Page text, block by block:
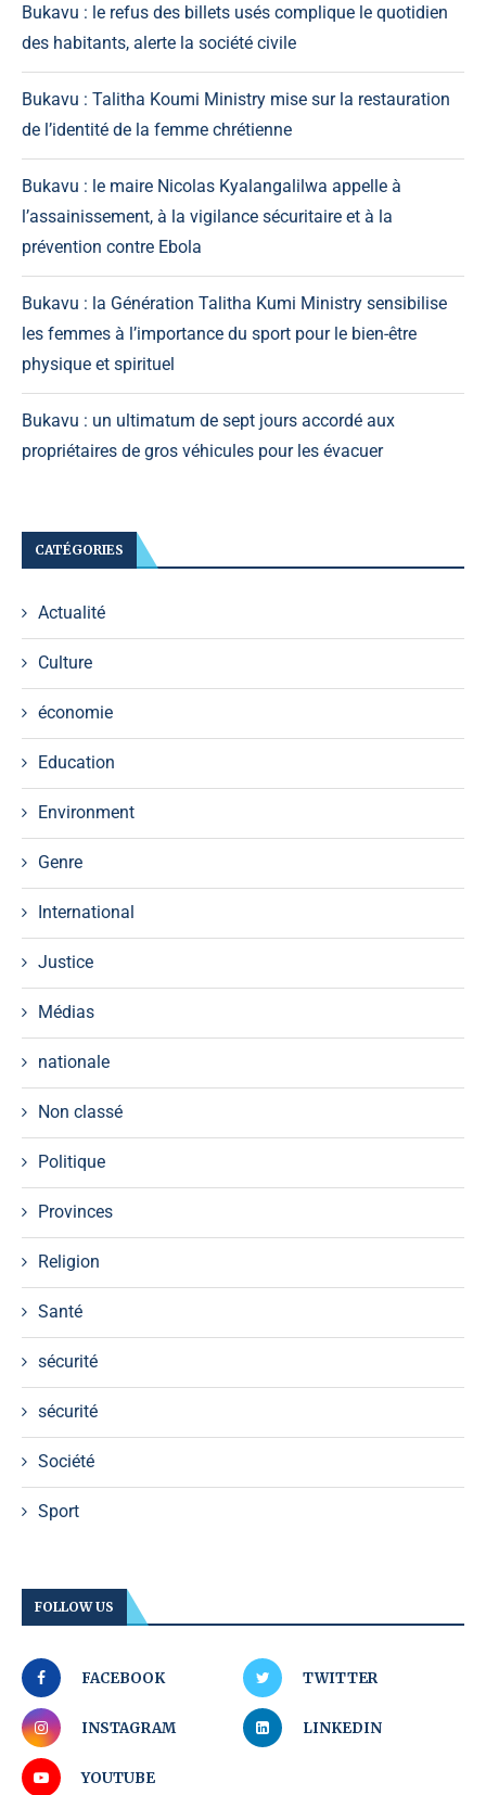
Bukavu : le refus des billets usés complique le quotidien
des habitants, alerte la société civile
Bukavu : Talitha Koumi Ministry mise sur la restauration
de l’identité de la femme chrétienne
Bukavu : le maire Nicolas Kyalangalilwa appelle à
l’assainissement, à la vigilance sécuritaire et à la
prévention contre Ebola
Bukavu : la Génération Talitha Kumi Ministry sensibilise
les femmes à l’importance du sport pour le bien-être
physique et spirituel
Bukavu : un ultimatum de sept jours accordé aux
propriétaires de gros véhicules pour les évacuer
CATÉGORIES
Actualité
Culture
économie
Education
Environment
Genre
International
Justice
Médias
nationale
Non classé
Politique
Provinces
Religion
Santé
sécurité
sécurité
Société
Sport
FOLLOW US
FACEBOOK TWITTER
INSTAGRAM LINKEDIN
YOUTUBE